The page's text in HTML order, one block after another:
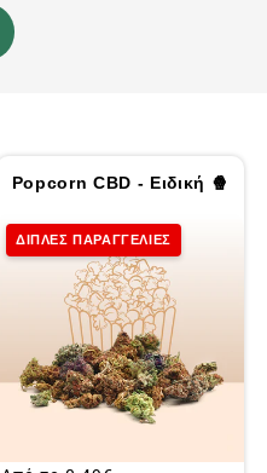
Popcorn CBD - Ειδική 🍿
ΔΙΠΛΕΣ ΠΑΡΑΓΓΕΛΙΕΣ